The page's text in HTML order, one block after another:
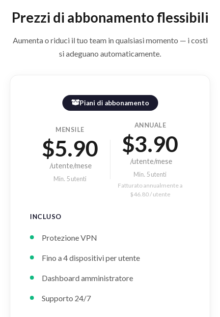
Prezzi di abbonamento flessibili
Aumenta o riduci il tuo team in qualsiasi momento — i costi
si adeguano automaticamente.
Piani di abbonamento
MENSILE
$5.90
/utente/mese
Min. 5 utenti
ANNUALE
$3.90
/utente/mese
Min. 5 utenti
Fatturato annualmente a
$46.80 / utente
INCLUSO
Protezione VPN
Fino a 4 dispositivi per utente
Dashboard amministratore
Supporto 24/7